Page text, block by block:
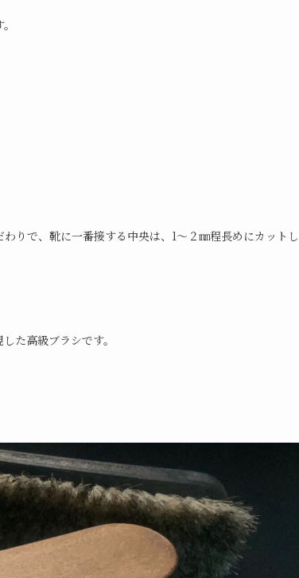
りで、靴に一番接する中央は、1～２㎜程長めにカット
た高級ブラシです。